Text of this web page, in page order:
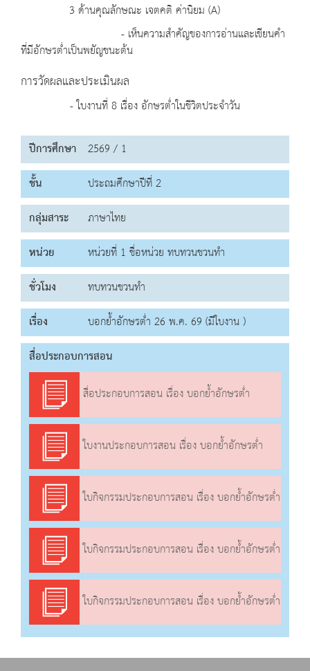
3 ด้านคุณลักษณะ เจตคติ ค่านิยม (A)
- เห็นความสำคัญของการอ่านและเขียนคำ
ที่มีอักษรต่ำเป็นพยัญชนะต้น
การวัดผลและประเมินผล
- ใบงานที่ 8 เรื่อง อักษรต่ำในชีวิตประจำวัน
ปีการศึกษา 2569 / 1
ชั้น
ประถมศึกษาปีที่ 2
กลุ่มสาระ
ภาษาไทย
หน่วย
หน่วยที่ 1 ชื่อหน่วย ทบทวนชวนทำ
ชั่วโมง
ทบทวนชวนทำ
เรื่อง
บอกย้ำอักษรต่ำ 26 พ.ค. 69 (มีใบงาน )
สื่อประกอบการสอน
สื่อประกอบการสอน เรื่อง บอกย้ำอักษรต่ำ
ใบงานประกอบการสอน เรื่อง บอกย้ำอักษรต่ำ
ใบกิจกรรมประกอบการสอน เรื่อง บอกย้ำอักษรต่ำ
ใบกิจกรรมประกอบการสอน เรื่อง บอกย้ำอักษรต่ำ
ใบกิจกรรมประกอบการสอน เรื่อง บอกย้ำอักษรต่ำ